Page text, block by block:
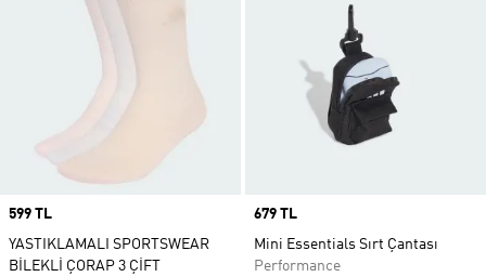
Price
599 TL
YASTIKLAMALI SPORTSWEAR
BİLEKLİ ÇORAP 3 ÇİFT
Price
679 TL
Mini Essentials Sırt Çantası
Performance